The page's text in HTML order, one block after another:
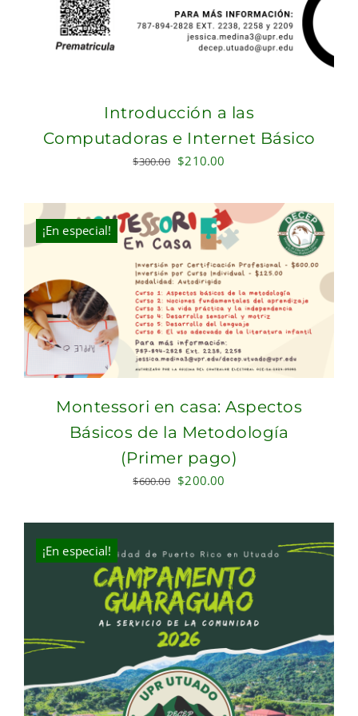
Introducción a las
Computadoras e Internet Básico
$300.00 Original
was:
$300.00.
$210.00
is:
$210.00.
¡En especial!
Montessori en casa: Aspectos
Básicos de la Metodología
(Primer pago)
$600.00 Original
was:
$200.00
is:
¡En especial!